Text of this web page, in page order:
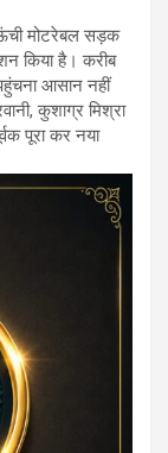
मोटरेबल सड़क
किया है। करीब
आसान नहीं
कुशाग्र मिश्रा
पूरा कर नया